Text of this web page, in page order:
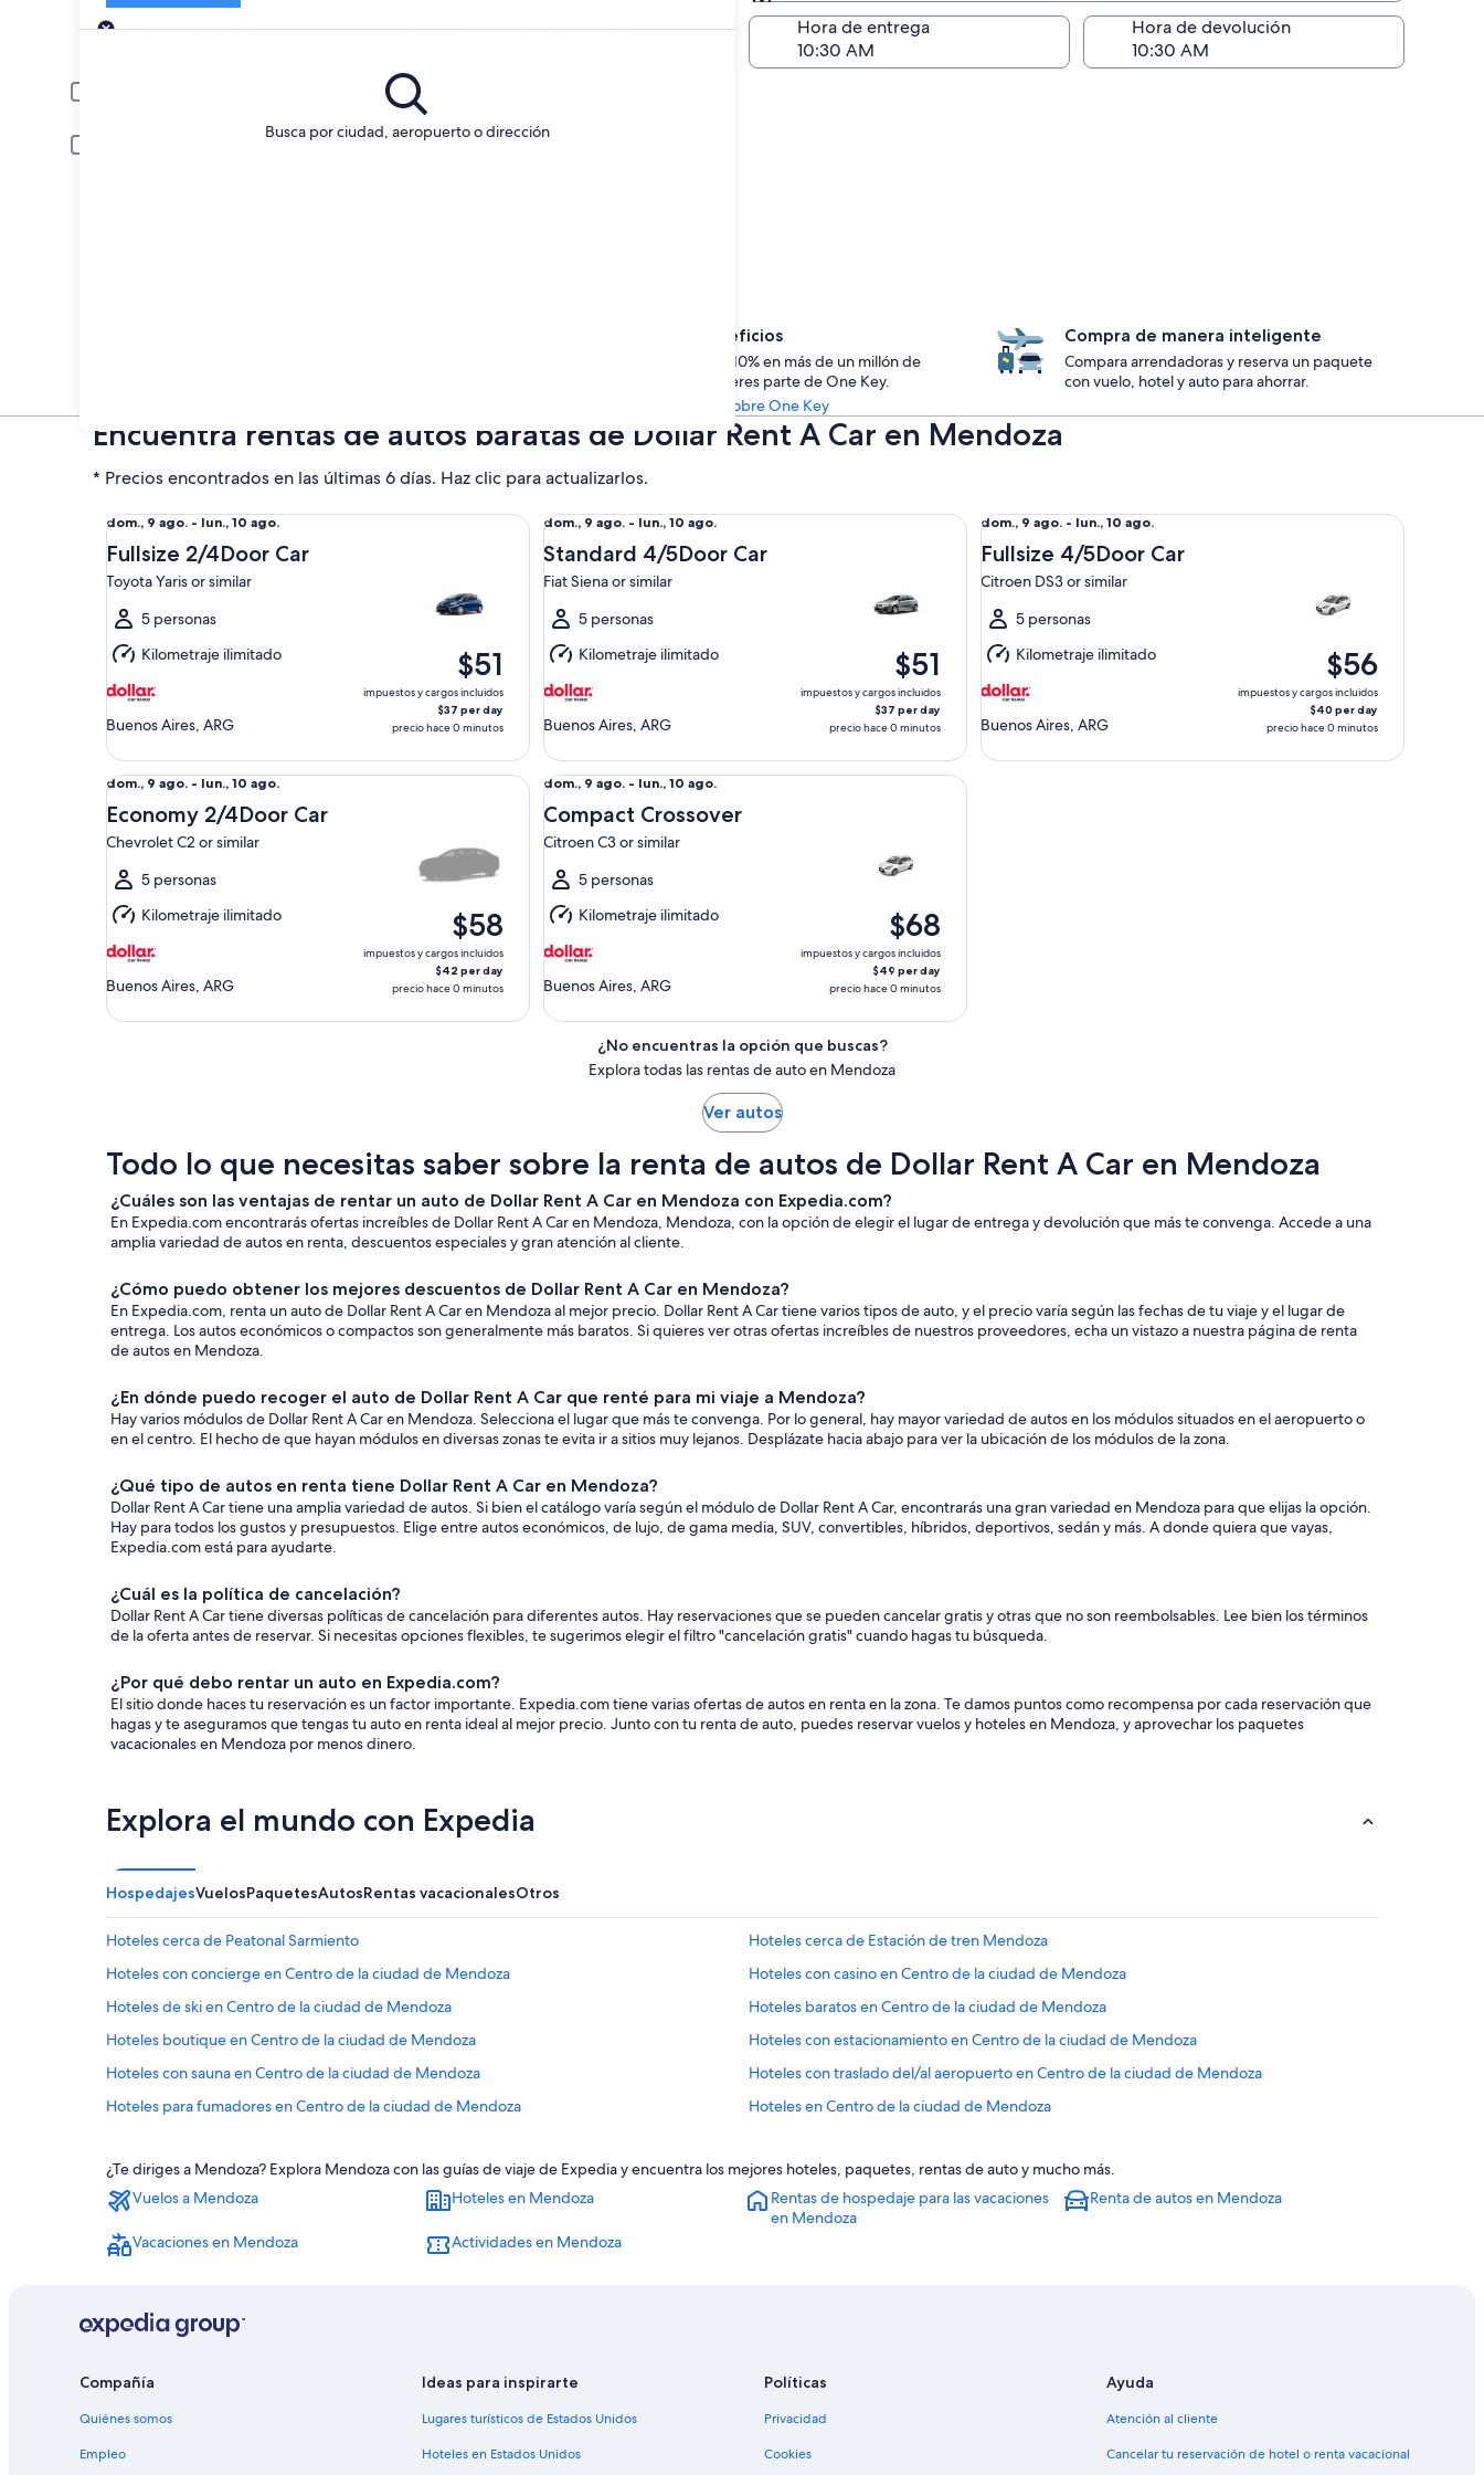
Busca por ciudad, aeropuerto o dirección
Entrega
Devolución (igual a la entrega)
Fecha de entrega
Fecha de devolución
Hora de entrega Hora de devolución
Conductor menor de 30 o mayor de 70 años
Puede ser necesario un cargo extra por conductor joven o adulto mayor.
Accede a beneficios
Ahorra desde un 10% en más de un millón de
rentas de auto si eres parte de One Key.
Ver información sobre One Key
Compra de manera inteligente
Compara arrendadoras y reserva un paquete
con vuelo, hotel y auto para ahorrar.
Encuentra rentas de autos baratas de Dollar Rent A Car en Mendoza
* Precios encontrados en las últimas 6 días. Haz clic para actualizarlos.
Del
dom.,
9
ago.
al
lun.,
10
ago.
dom., 9 ago. - lun., 10 ago.
Fullsize 2/4Door Car
Toyota Yaris or similar
5 personas
Kilometraje ilimitado
Buenos Aires, ARG
$51
impuestos y cargos incluidos
$37 per day
precio hace 0 minutos
Fullsize 2/4Door Car Toyota Yaris or similar
Del
dom.,
9
ago.
al
lun.,
10
ago.
dom., 9 ago. - lun., 10 ago.
Standard 4/5Door Car
Fiat Siena or similar
5 personas
Kilometraje ilimitado
Buenos Aires, ARG
$51
impuestos y cargos incluidos
$37 per day
precio hace 0 minutos
Standard 4/5Door Car Fiat Siena or similar
Del
dom.,
9
ago.
al
lun.,
10
ago.
dom., 9 ago. - lun., 10 ago.
Fullsize 4/5Door Car
Citroen DS3 or similar
5 personas
Kilometraje ilimitado
Buenos Aires, ARG
$56
impuestos y cargos incluidos
$40 per day
precio hace 0 minutos
Fullsize 4/5Door Car Citroen DS3 or similar
Del
dom.,
9
ago.
al
lun.,
10
ago.
dom., 9 ago. - lun., 10 ago.
Economy 2/4Door Car
Chevrolet C2 or similar
5 personas
Kilometraje ilimitado
Buenos Aires, ARG
$58
impuestos y cargos incluidos
$42 per day
precio hace 0 minutos
Economy 2/4Door Car Chevrolet C2 or similar
Del
dom.,
9
ago.
al
lun.,
10
ago.
dom., 9 ago. - lun., 10 ago.
Compact Crossover
Citroen C3 or similar
5 personas
Kilometraje ilimitado
Buenos Aires, ARG
$68
impuestos y cargos incluidos
$49 per day
precio hace 0 minutos
Compact Crossover Citroen C3 or similar
¿No encuentras la opción que buscas?
Explora todas las rentas de auto en Mendoza
Ver autos
Todo lo que necesitas saber sobre la renta de autos de Dollar Rent A Car en Mendoza
¿Cuáles son las ventajas de rentar un auto de Dollar Rent A Car en Mendoza con Expedia.com?
En Expedia.com encontrarás ofertas increíbles de Dollar Rent A Car en Mendoza, Mendoza, con la opción de elegir el lugar de entrega y devolución que más te convenga. Accede a una
amplia variedad de autos en renta, descuentos especiales y gran atención al cliente.
¿Cómo puedo obtener los mejores descuentos de Dollar Rent A Car en Mendoza?
En Expedia.com, renta un auto de Dollar Rent A Car en Mendoza al mejor precio. Dollar Rent A Car tiene varios tipos de auto, y el precio varía según las fechas de tu viaje y el lugar de
entrega. Los autos económicos o compactos son generalmente más baratos. Si quieres ver otras ofertas increíbles de nuestros proveedores, echa un vistazo a nuestra página de renta
de autos en Mendoza.
¿En dónde puedo recoger el auto de Dollar Rent A Car que renté para mi viaje a Mendoza?
Hay varios módulos de Dollar Rent A Car en Mendoza. Selecciona el lugar que más te convenga. Por lo general, hay mayor variedad de autos en los módulos situados en el aeropuerto o
en el centro. El hecho de que hayan módulos en diversas zonas te evita ir a sitios muy lejanos. Desplázate hacia abajo para ver la ubicación de los módulos de la zona.
¿Qué tipo de autos en renta tiene Dollar Rent A Car en Mendoza?
Dollar Rent A Car tiene una amplia variedad de autos. Si bien el catálogo varía según el módulo de Dollar Rent A Car, encontrarás una gran variedad en Mendoza para que elijas la opción.
Hay para todos los gustos y presupuestos. Elige entre autos económicos, de lujo, de gama media, SUV, convertibles, híbridos, deportivos, sedán y más. A donde quiera que vayas,
Expedia.com está para ayudarte.
¿Cuál es la política de cancelación?
Dollar Rent A Car tiene diversas políticas de cancelación para diferentes autos. Hay reservaciones que se pueden cancelar gratis y otras que no son reembolsables. Lee bien los términos
de la oferta antes de reservar. Si necesitas opciones flexibles, te sugerimos elegir el filtro "cancelación gratis" cuando hagas tu búsqueda.
¿Por qué debo rentar un auto en Expedia.com?
El sitio donde haces tu reservación es un factor importante. Expedia.com tiene varias ofertas de autos en renta en la zona. Te damos puntos como recompensa por cada reservación que
hagas y te aseguramos que tengas tu auto en renta ideal al mejor precio. Junto con tu renta de auto, puedes reservar vuelos y hoteles en Mendoza, y aprovechar los paquetes
vacacionales en Mendoza por menos dinero.
Explora el mundo con Expedia
HospedajesVuelosPaquetesAutosRentas vacacionalesOtros
Hoteles cerca de Peatonal Sarmiento
Hoteles cerca de Estación de tren Mendoza
Hoteles con concierge en Centro de la ciudad de Mendoza
Hoteles con casino en Centro de la ciudad de Mendoza
Hoteles de ski en Centro de la ciudad de Mendoza
Hoteles baratos en Centro de la ciudad de Mendoza
Hoteles boutique en Centro de la ciudad de Mendoza
Hoteles con estacionamiento en Centro de la ciudad de Mendoza
Hoteles con sauna en Centro de la ciudad de Mendoza
Hoteles con traslado del/al aeropuerto en Centro de la ciudad de Mendoza
Hoteles para fumadores en Centro de la ciudad de Mendoza
Hoteles en Centro de la ciudad de Mendoza
Hoteles en Centro histórico
Hoteles en Parque Cívico
Hoteles cerca de Mercado central
Hoteles en Dorrego
Hoteles con casino en Mendoza
Hoteles románticos en Mendoza
¿Te diriges a Mendoza? Explora Mendoza con las guías de viaje de Expedia y encuentra los mejores hoteles, paquetes, rentas de auto y mucho más.
Vuelos a Mendoza
Hoteles en Mendoza
Rentas de hospedaje para las vacaciones
en Mendoza
Renta de autos en Mendoza
Vacaciones en Mendoza Actividades en Mendoza
Compañía
Quiénes somos
Empleo
Ideas para inspirarte
Lugares turísticos de Estados Unidos
Hoteles en Estados Unidos
Políticas
Privacidad
Cookies
Ayuda
Atención al cliente
Cancelar tu reservación de hotel o renta vacacional